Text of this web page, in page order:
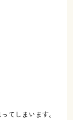
てしまいます。